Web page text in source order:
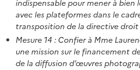
indispensable pour mener à bien
avec les plateformes dans le
transposition de la directive droit
Mesure 14 : Confier à Mme
une mission sur le financement
de la diffusion d’œuvres